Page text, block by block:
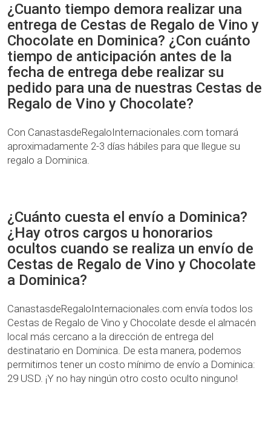
¿Cuanto tiempo demora realizar una
entrega de Cestas de Regalo de Vino y
Chocolate en Dominica? ¿Con cuánto
tiempo de anticipación antes de la
fecha de entrega debe realizar su
pedido para una de nuestras Cestas de
Regalo de Vino y Chocolate?
Con CanastasdeRegaloInternacionales.com tomará
aproximadamente 2-3 días hábiles para que llegue su
regalo a Dominica.
¿Cuánto cuesta el envío a Dominica?
¿Hay otros cargos u honorarios
ocultos cuando se realiza un envío de
Cestas de Regalo de Vino y Chocolate
a Dominica?
CanastasdeRegaloInternacionales.com envía todos los
Cestas de Regalo de Vino y Chocolate desde el almacén
local más cercano a la dirección de entrega del
destinatario en Dominica. De esta manera, podemos
permitirnos tener un costo mínimo de envío a Dominica:
29 USD. ¡Y no hay ningún otro costo oculto ninguno!